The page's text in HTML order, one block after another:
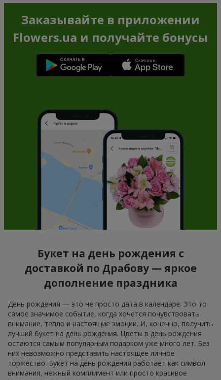
Заказывайте в приложении
Flowers.ua и получайте бонусы
Букет на день рождения с
доставкой по Драбову — яркое
дополнение праздника
День рождения — это не просто дата в календаре. Это то
самое значимое событие, когда хочется почувствовать
внимание, тепло и настоящие эмоции. И, конечно, получить
лучший букет на день рождения. Цветы в день рождения
остаются самым популярным подарком уже много лет. Без
них невозможно представить настоящее личное
торжество. Букет на день рождения работает как символ
внимания, нежный комплимент или просто красивое